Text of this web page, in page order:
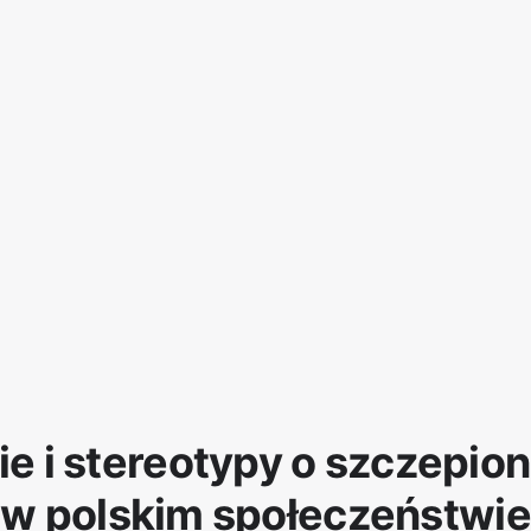
i stereotypy o
w polskim społeczeństwie